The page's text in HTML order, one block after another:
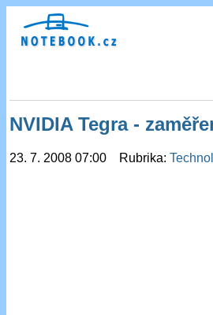
NVIDIA Tegra -
23. 7. 2008 07:00 Rubrika: